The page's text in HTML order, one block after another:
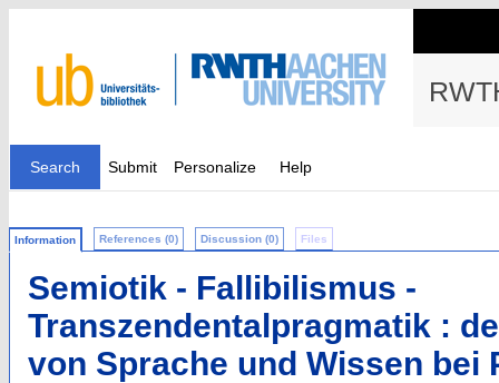
Search Submit Personalize Help
Information References (0) Discussion (0) Files
Semiotik - Fallibilismus -
Transzendentalpragmatik :
von Sprache und Wissen bei